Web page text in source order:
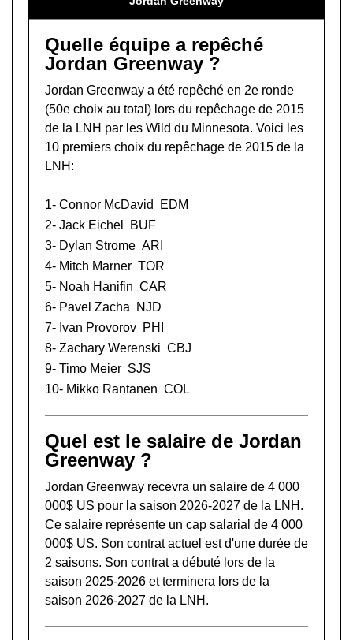
Quelle équipe a repêché
Jordan Greenway ?
Jordan Greenway a été repêché en 2e ronde
(50e choix au total) lors du repêchage de 2015
de la LNH par les Wild du Minnesota. Voici les
10 premiers choix du repêchage de 2015 de la
LNH:
1- Connor McDavid
EDM
2- Jack Eichel
BUF
3- Dylan Strome ARI
4- Mitch Marner TOR
5- Noah Hanifin CAR
6- Pavel Zacha
NJD
7- Ivan Provorov PHI
8- Zachary Werenski CBJ
9- Timo Meier SJS
10- Mikko Rantanen COL
Quel est le salaire de Jordan
Greenway ?
Jordan Greenway recevra un salaire de 4 000
000$ US pour la saison 2026-2027 de la LNH.
Ce salaire représente un cap salarial de 4 000
000$ US. Son contrat actuel est d'une durée de
2 saisons. Son contrat a débuté lors de la
saison 2025-2026 et terminera lors de la
saison 2026-2027 de la LNH.